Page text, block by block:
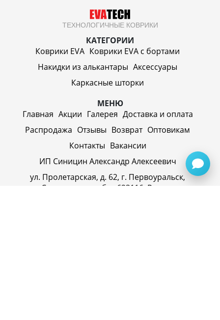
ТЕХНОЛОГИЧНЫЕ КОВРИКИ
КАТЕГОРИИ
Коврики EVA Коврики EVA c бортами
Накидки из алькантары Аксессуары
Каркасные шторки
МЕНЮ
Главная Акции Галерея Доставка и оплата
Распродажа Отзывы Возврат Оптовикам
Контакты Вакансии
ИП Синицин Александр Алексеевич
ул. Пролетарская, д. 62, г. Первоуральск,
Свердловская обл., 623116, Россия